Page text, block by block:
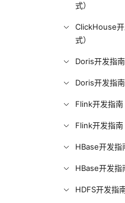
式）
ClickHouse
式）
Doris开发指南
Doris开发指南
Flink开发指南
Flink开发指南
HBase开发指
HBase开发指
HDFS开发指